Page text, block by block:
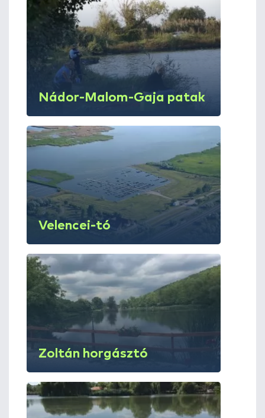
Nádor-Malom-Gaja patak
Velencei-tó
Zoltán horgásztó